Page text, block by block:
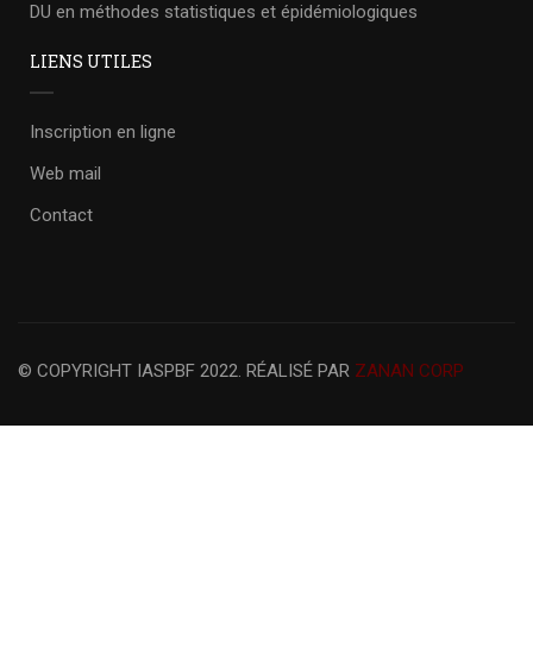
DU en méthodes statistiques et épidémiologiques
LIENS UTILES
Inscription en ligne
Web mail
Contact
© COPYRIGHT IASPBF 2022. RÉALISÉ PAR ZANAN CORP